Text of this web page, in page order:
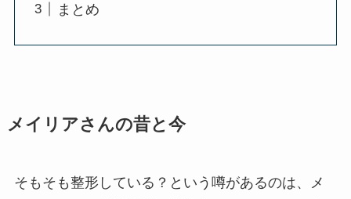
まとめ
メイリアさんの昔と今
そもそも整形している？という噂があるのは、メ